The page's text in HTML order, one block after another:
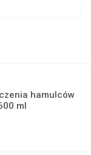
hamulców
ml